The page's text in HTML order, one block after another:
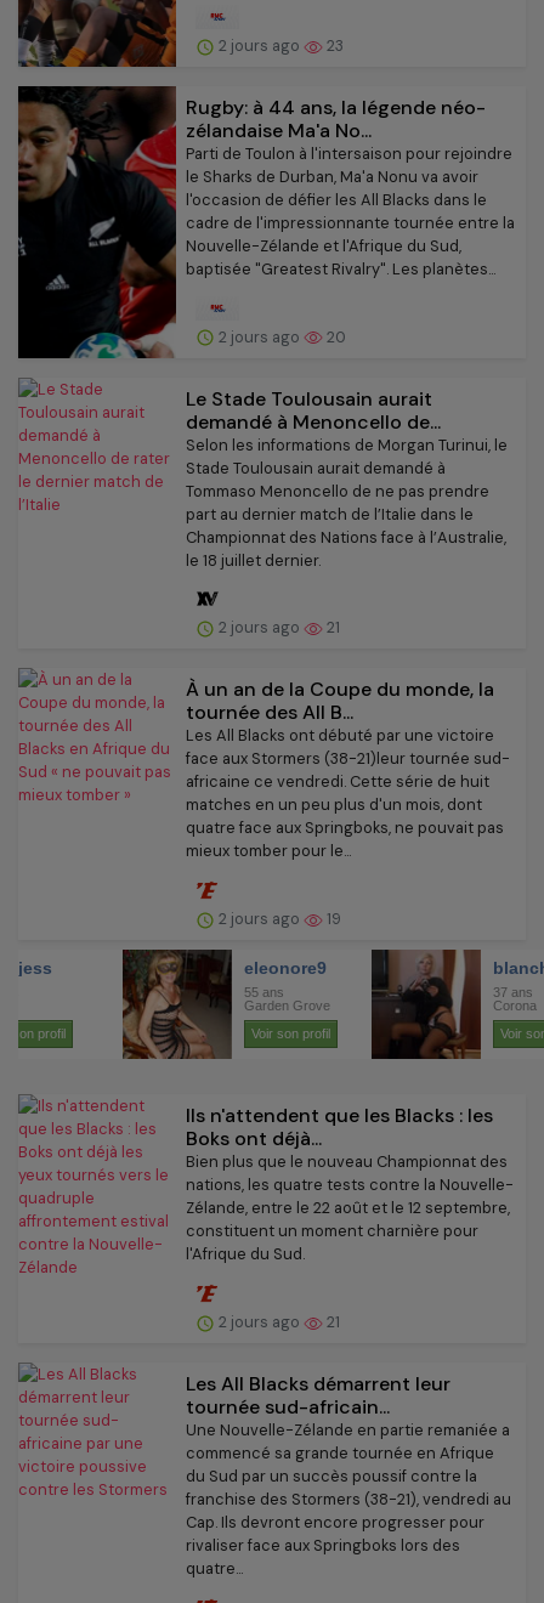
2 jours ago 23
Rugby: à 44 ans, la légende néo-
zélandaise Ma'a No...
Parti de Toulon à l'intersaison pour rejoindre
le Sharks de Durban, Ma'a Nonu va avoir
l'occasion de défier les All Blacks dans le
cadre de l'impressionnante tournée entre la
Nouvelle-Zélande et l'Afrique du Sud,
baptisée "Greatest Rivalry". Les planètes...
2 jours ago 20
Le Stade Toulousain aurait
demandé à Menoncello de...
Selon les informations de Morgan Turinui, le
Stade Toulousain aurait demandé à
Tommaso Menoncello de ne pas prendre
part au dernier match de l’Italie dans le
Championnat des Nations face à l’Australie,
le 18 juillet dernier.
2 jours ago 21
À un an de la Coupe du monde, la
tournée des All B...
Les All Blacks ont débuté par une victoire
face aux Stormers (38-21)leur tournée sud-
africaine ce vendredi. Cette série de huit
matches en un peu plus d'un mois, dont
quatre face aux Springboks, ne pouvait pas
mieux tomber pour le...
2 jours ago 19
Ils n'attendent que les Blacks : les
Boks ont déjà...
Bien plus que le nouveau Championnat des
nations, les quatre tests contre la Nouvelle-
Zélande, entre le 22 août et le 12 septembre,
constituent un moment charnière pour
l'Afrique du Sud.
2 jours ago 21
Les All Blacks démarrent leur
tournée sud-africain...
Une Nouvelle-Zélande en partie remaniée a
commencé sa grande tournée en Afrique
du Sud par un succès poussif contre la
franchise des Stormers (38-21), vendredi au
Cap. Ils devront encore progresser pour
rivaliser face aux Springboks lors des
quatre...